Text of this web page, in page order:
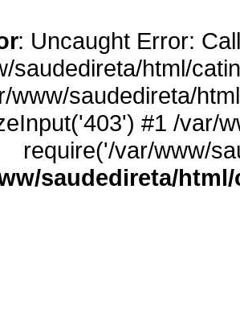
: Uncaught Error:
saudedireta/html/
www/saudedireta/
#1 /var/
require('/var/www/
saudedireta/